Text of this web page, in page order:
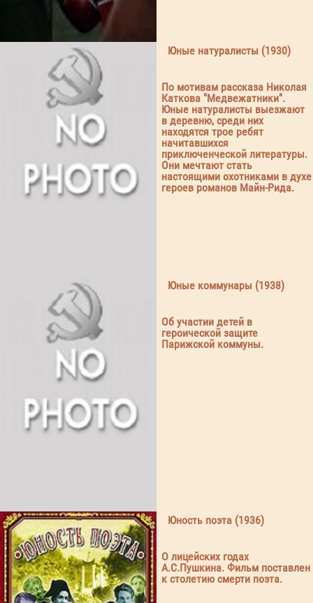
Юные натуралисты (1930)
По мотивам рассказа Николая
Каткова "Медвежатники".
Юные натуралисты выезжают
в деревню, среди них
находятся трое ребят
начитавшихся
приключенческой литературы.
Они мечтают стать
настоящими охотниками в духе
героев романов Майн-Рида.
Юные коммунары (1938)
Об участии детей в
героической защите
Парижской коммуны.
Юность поэта (1936)
О лицейских годах
А.С.Пушкина. Фильм поставлен
к столетию смерти поэта.